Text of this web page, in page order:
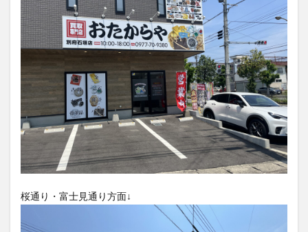
桜通り・富士見通り方面↓
中央町
中津市 中華料理 九重町
休業
佐伯市
佐伯市ランチ 佐賀関
体験レポ
保護猫
催事 初詣
別府
別府市
別府観光 古国府 古墳
古物
古着
台湾料理 和定食 和菓子
和食
国東市
地獄めぐり 城島高原パーク
壁画
夏祭り
外貨両替機
大分みなと祭り
大分グルメ
大分スイーツ
大分ランチ
大分県
大分県立美術館 大分空港
大分駅
大谷翔平選手